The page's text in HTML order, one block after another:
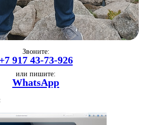
Звоните:
+7 917 43-73-926
или пишите:
WhatsApp